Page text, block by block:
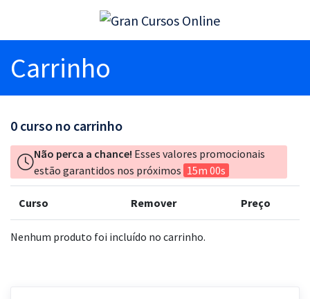
Carrinho
0 curso no carrinho
Não perca a chance! Esses valores promocionais
estão garantidos nos próximos 15m 00s
Curso Remover Preço
Nenhum produto foi incluído no carrinho.